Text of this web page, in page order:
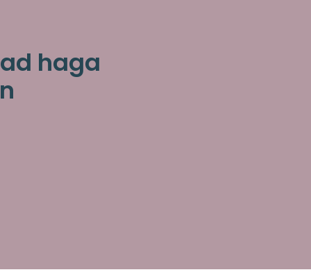
haga